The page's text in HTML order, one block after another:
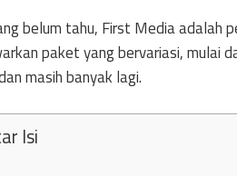
belum tahu, First Media adalah
paket yang bervariasi, mulai
masih banyak lagi.
Isi